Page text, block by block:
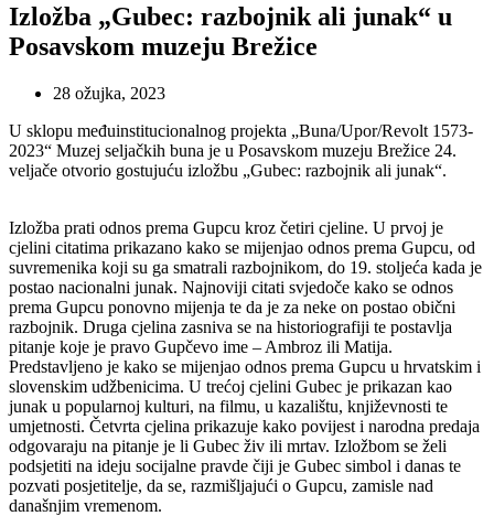
Izložba „Gubec: razbojnik ali junak“ u
Posavskom muzeju Brežice
28 ožujka, 2023
U sklopu međuinstitucionalnog projekta „Buna/Upor/Revolt 1573-
2023“ Muzej seljačkih buna je u Posavskom muzeju Brežice 24.
veljače otvorio gostujuću izložbu „Gubec: razbojnik ali junak“.
Izložba prati odnos prema Gupcu kroz četiri cjeline. U prvoj je
cjelini citatima prikazano kako se mijenjao odnos prema Gupcu, od
suvremenika koji su ga smatrali razbojnikom, do 19. stoljeća kada je
postao nacionalni junak. Najnoviji citati svjedoče kako se odnos
prema Gupcu ponovno mijenja te da je za neke on postao obični
razbojnik. Druga cjelina zasniva se na historiografiji te postavlja
pitanje koje je pravo Gupčevo ime – Ambroz ili Matija.
Predstavljeno je kako se mijenjao odnos prema Gupcu u hrvatskim i
slovenskim udžbenicima. U trećoj cjelini Gubec je prikazan kao
junak u popularnoj kulturi, na filmu, u kazalištu, književnosti te
umjetnosti. Četvrta cjelina prikazuje kako povijest i narodna predaja
odgovaraju na pitanje je li Gubec živ ili mrtav. Izložbom se želi
podsjetiti na ideju socijalne pravde čiji je Gubec simbol i danas te
pozvati posjetitelje, da se, razmišljajući o Gupcu, zamisle nad
današnjim vremenom.